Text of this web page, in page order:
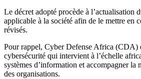
Le décret adopté procède à l’actualisation
applicable à la société afin de le mettre en
révisés.
Pour rappel, Cyber Defense Africa (CDA)
cybersécurité qui intervient à l’échelle
systèmes d’information et accompagner la
des organisations.